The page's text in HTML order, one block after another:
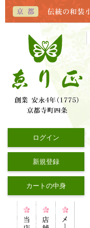
ログイン
新規登録
カートの中身